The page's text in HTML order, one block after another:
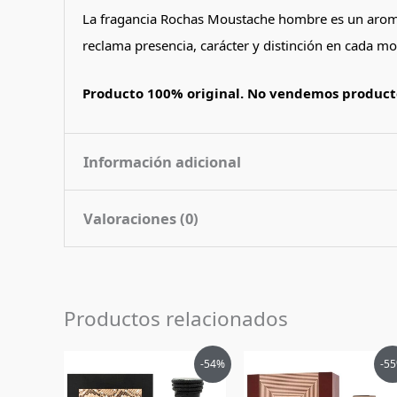
La fragancia Rochas Moustache hombre es un
reclama presencia, carácter y distinción en cada
Producto 100% original. No vendemos
Información adicional
Contenido
Pais de Origen Francia
Tipo de Perfume
Valoraciones (0)
Sé el primero en valorar “Perfume
Debesacceder para publicar una valoración.
Productos relacionados
-54%
precio
original
El
precio
actual
-
precio
El